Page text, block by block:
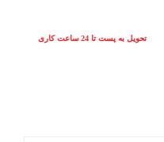
تحویل به پست تا 24 ساعت کاری